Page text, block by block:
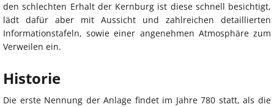
den schlechten Erhalt der Kernburg ist diese schnell besichtigt,
lädt dafür aber mit Aussicht und zahlreichen detaillierten
Informationstafeln, sowie einer angenehmen Atmosphäre zum
Verweilen ein.
Historie
Die erste Nennung der Anlage findet im Jahre 780 statt, als die